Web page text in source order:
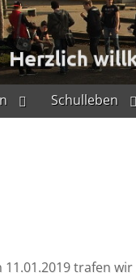
Schulleben
11.01.2019 tra­fen